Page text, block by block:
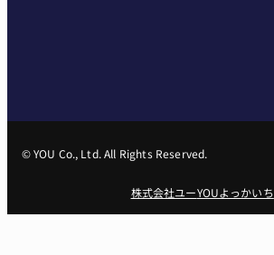
© YOU Co., Ltd. All Rights Reserved.
株式会社ユーYOUよっかいち